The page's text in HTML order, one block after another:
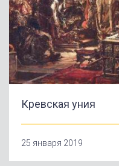
Кревская уния
25 января 2019